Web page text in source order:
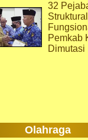
32
Pemkab
Dimutasi
Olahraga